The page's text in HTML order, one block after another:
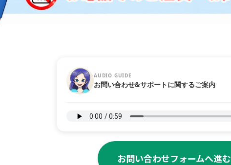
AUDIO GUIDE
お問い合わせ&サポートに関するご案内
お問い合わせフォームへ進む